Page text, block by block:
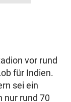
vor rund
für Indien.
sei ein
nur rund 70